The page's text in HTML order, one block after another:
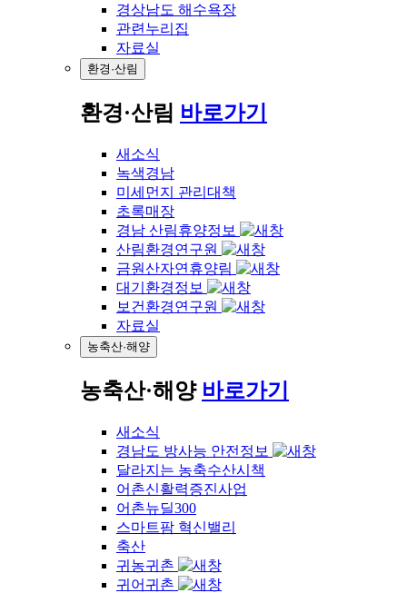
경상남도 해수욕장
관련누리집
자료실
환경·산림
환경·산림 바로가기
새소식
녹색경남
미세먼지 관리대책
초록매장
경남 산림휴양정보
산림환경연구원
금원산자연휴양림
대기환경정보
보건환경연구원
자료실
농축산·해양
농축산·해양 바로가기
새소식
경남도 방사능 안전정보
달라지는 농축수산시책
어촌신활력증진사업
어촌뉴딜300
스마트팜 혁신밸리
축산
귀농귀촌
귀어귀촌